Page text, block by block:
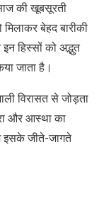
की खूबसूरती
बेहद बारीकी
हिस्सों को अद्भुत
जाता है।
विरासत से जोड़ता
और आस्था का
इसके जीते-जागते